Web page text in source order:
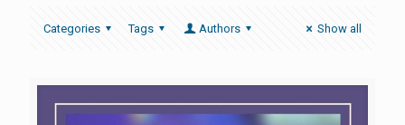
Categories Tags Authors Show all